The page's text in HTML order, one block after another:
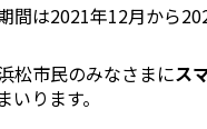
間は2021年12月から
松市民のみなさまにス
ります。